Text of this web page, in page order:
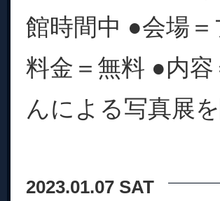
館時間中 ●会場
料金＝無料 ●内
んによる写真展
2023.01.07 SAT